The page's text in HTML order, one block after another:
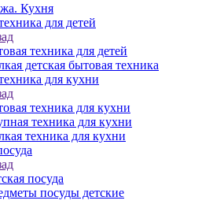
Кухня
для детей
техника для детей
детская бытовая техника
для кухни
техника для кухни
техника для кухни
техника для кухни
посуда
посуды детские